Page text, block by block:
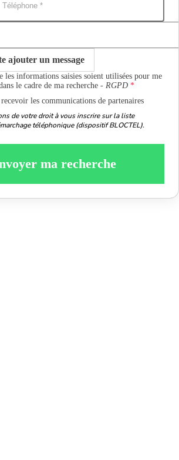
ajouter un message
les informations saisies soient utilisées pour me
le cadre de ma recherche -RGPD
recevoir les communications de partenaires
de votre droit à vous inscrire sur la liste
téléphonique (dispositif BLOCTEL).
ma recherche